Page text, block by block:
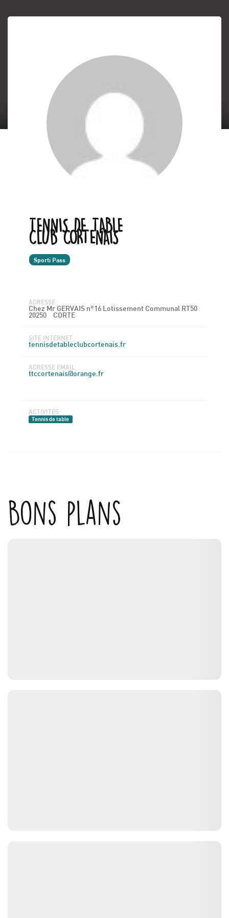
TENNIS DE TABLE
CLUB CORTENAIS
Sporti Pass
ADRESSE
Chez Mr GERVAIS n°16 Lotissement Communal RT50
20250
CORTE
SITE INTERNET
tennisdetableclubcortenais.fr
ADRESSE EMAIL
ttccortenais@orange.fr
ACTIVITÉS
Tennis de table
Bons plans